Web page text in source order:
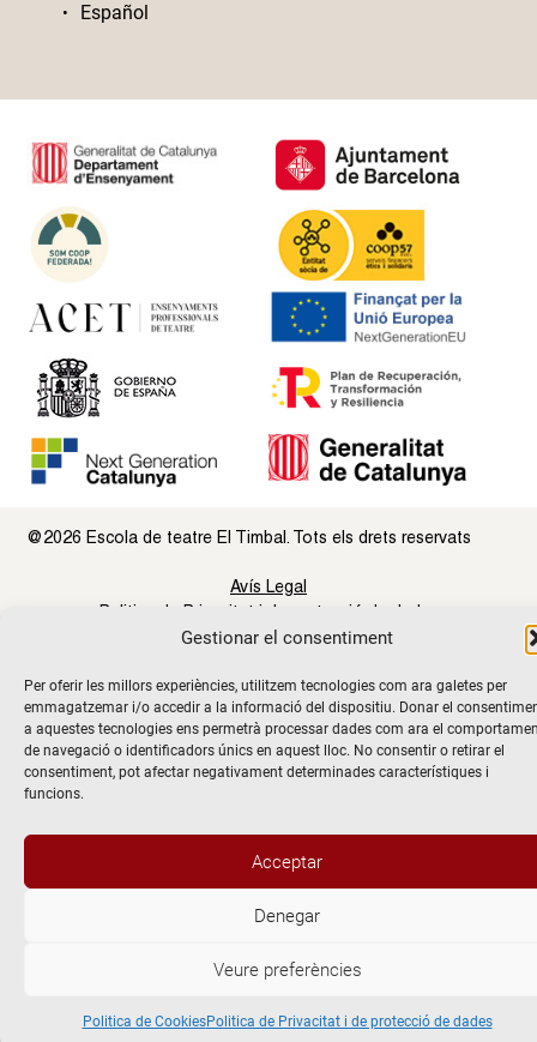
Gestionar el consentiment
Per oferir les millors experiències, utilitzem tecnologies com ara galetes per
emmagatzemar i/o accedir a la informació del dispositiu. Donar el
a aquestes tecnologies ens permetrà processar dades com ara el
de navegació o identificadors únics en aquest lloc. No consentir o retirar el
consentiment, pot afectar negativament determinades característiques i
funcions.
Acceptar
Denegar
Veure preferències
Politica de CookiesPolitica de Privacitat i de protecció de dades
Español
@2026 Escola de teatre El Timbal. Tots els drets reservats
Avís Legal
Politica de Privacitat i de protecció de dades
Politica de Cookies